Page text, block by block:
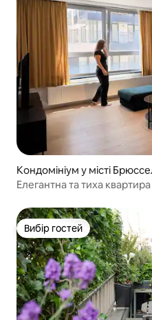
Кондомініум у місті
Елегантна та тиха
Вибір гостей
Вибір гостей